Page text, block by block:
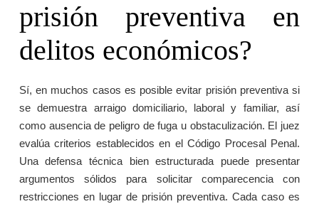
prisión preventiva en
delitos económicos?
Sí, en muchos casos es posible evitar prisión preventiva si
se demuestra arraigo domiciliario, laboral y familiar, así
como ausencia de peligro de fuga u obstaculización. El juez
evalúa criterios establecidos en el Código Procesal Penal.
Una defensa técnica bien estructurada puede presentar
argumentos sólidos para solicitar comparecencia con
restricciones en lugar de prisión preventiva. Cada caso es